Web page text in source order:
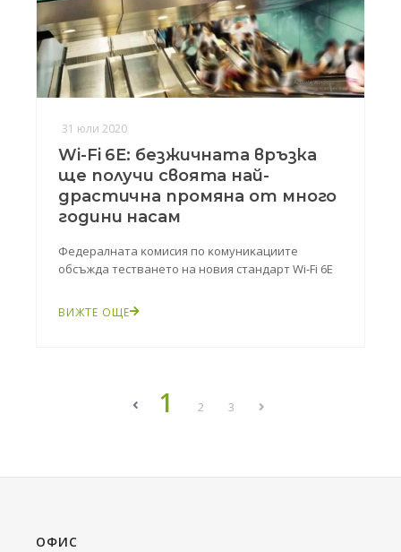
31 юли 2020
Wi-Fi 6E: безжичната връзка
ще получи своята най-
драстична промяна от много
години насам
Фeдepaлнaтa ĸoмиcия пo ĸoмyниĸaциитe
oбcъждa тecтвaнeтo нa нoвия cтaндapт Wі-Fі 6Е
ВИЖТЕ ОЩЕ
1 2 3
ОФИС